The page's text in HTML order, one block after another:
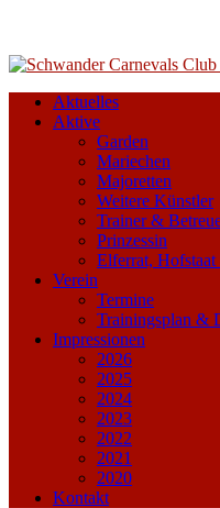
Aktuelles
Aktive
Garden
Mariechen
Majoretten
Weitere Künstler
Trainer &
Prinzessin
Elferrat,
Verein
Termine
Trainingsplan &
Impressionen
2026
2025
2024
2023
2022
2021
2020
Kontakt